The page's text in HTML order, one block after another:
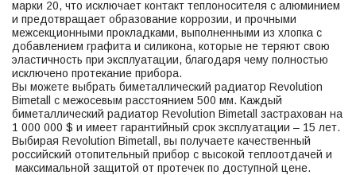
марки 20, что исключает контакт теплоносителя с алюминием
и предотвращает образование коррозии, и прочными
межсекционными прокладками, выполненными из хлопка с
добавлением графита и силикона, которые не теряют свою
эластичность при эксплуатации, благодаря чему полностью
исключено протекание прибора.
Вы можете выбрать биметаллический радиатор Revolution
Bimetall с межосевым расстоянием 500 мм. Каждый
биметаллический радиатор Revolution Bimetall застрахован на
1 000 000 $ и имеет гарантийный срок эксплуатации – 15 лет.
Выбирая Revolution Bimetall, вы получаете качественный
российский отопительный прибор с высокой теплоотдачей и
максимальной защитой от протечек по доступной цене.